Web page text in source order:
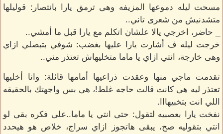
مسحت ليله دموعها المزيفه وهى ترمق يارا بانتصار: قوليلها
متشدنيش من شعرى تاني..
_ حاضر، اخرجي يالا علشان اتكلم مع يارا قبل ما أمشي..
خرجت ليله ف أشارت يارا عليها بغضب: شوفي بتبصلي ازاي
وهى خارجة، انتي ازاي يا ماما متخليهاش تعتذر مني..
تقدمت ماجي منها وعقدت ذراعيها أمامها قائلة: وانا أخليها
تعتذر ليه هى كانت قالت حاجه غلط!، هى بس واجهتك بالحقيقه
اللي انت بتخبيهااا.
نفخت يارا بعصبيه لتقول: حتى انتي يا ماما..على فكره بقى لو
انتي بتقوليه صح، يبقى هاتجوز ازاي سراج، خلاص هو هيحدد